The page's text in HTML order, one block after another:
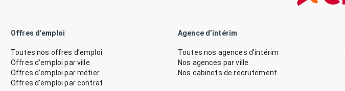
Offres d’emploi
Toutes nos offres d’emploi
Offres d’emploi par ville
Offres d’emploi par métier
Offres d’emploi par contrat
Agence d’intérim
Toutes nos agences d’intérim
Nos agences par ville
Nos cabinets de recrutement